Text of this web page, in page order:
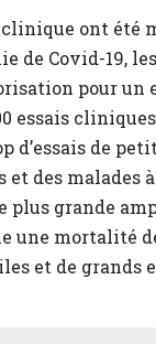
ont été
de Covid-19,
pour
essais
d’essais de
des malades
plus grande
une mortalité
et de